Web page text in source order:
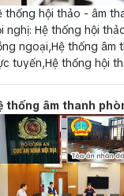
thống hội thảo - âm
nghị: Hệ thống hội
ngoại,Hệ thống âm
tuyến,Hệ thống hội
thống âm thanh